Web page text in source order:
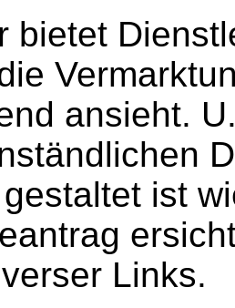
bietet
ansieht.
ist
Links.